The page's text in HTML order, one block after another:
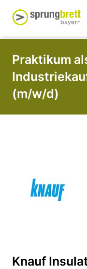
Praktikum
(m/w/d)
Knauf